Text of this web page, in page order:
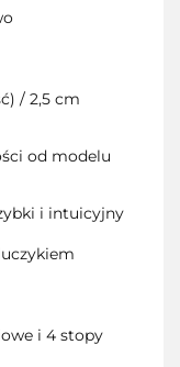
/ 2,5 cm
od modelu
i intuicyjny
i 4 stopy